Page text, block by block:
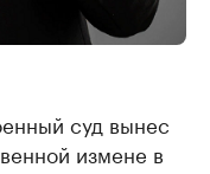
суд вынес
измене в